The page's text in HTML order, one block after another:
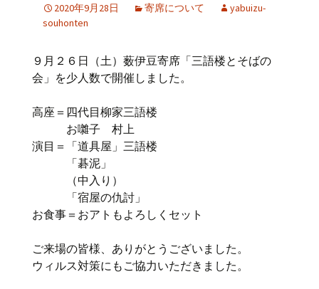
2020年9月28日 寄席について
yabuizu-
souhonten
９月２６日（土）薮伊豆寄席「三語楼とそばの
会」を少人数で開催しました。
高座＝四代目柳家三語楼
お囃子 村上
演目＝「道具屋」三語楼
「碁泥」
（中入り）
「宿屋の仇討」
お食事＝おアトもよろしくセット
ご来場の皆様、ありがとうございました。
ウィルス対策にもご協力いただきました。